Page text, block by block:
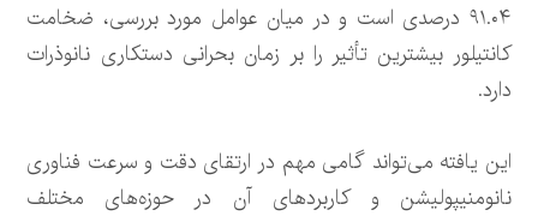
۹۱.۰۴ درصدی است و در میان عوامل مورد بررسی، ضخامت
کانتیلور بیشترین تأثیر را بر زمان بحرانی دستکاری نانوذرات
دارد.
این یافته می‌تواند گامی مهم در ارتقای دقت و سرعت فناوری
نانومنیپولیشن و کاربردهای آن در حوزه‌های مختلف